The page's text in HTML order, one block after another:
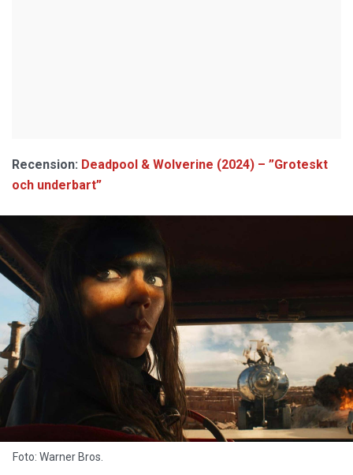
Recension: Deadpool & Wolverine (2024) – ”Groteskt
och underbart”
Foto: Warner Bros.